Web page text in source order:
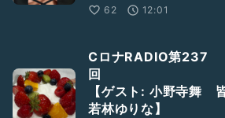
62
12:01
CロナRADIO第237
【ゲスト: 小野寺舞
若林ゆりな】